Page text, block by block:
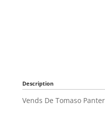
Description
Vends De Tomaso